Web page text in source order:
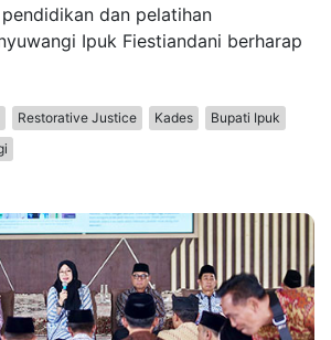
dan pelatihan
Ipuk Fiestiandani berharap
Restorative Justice Kades
Bupati Ipuk